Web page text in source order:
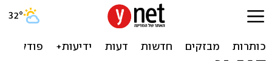
המדינה לבג"ץ: טבילת נשים
במקוואות לא תותנה בנוכחות
בלנית